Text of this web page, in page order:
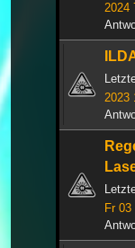
2024
2023
Fr